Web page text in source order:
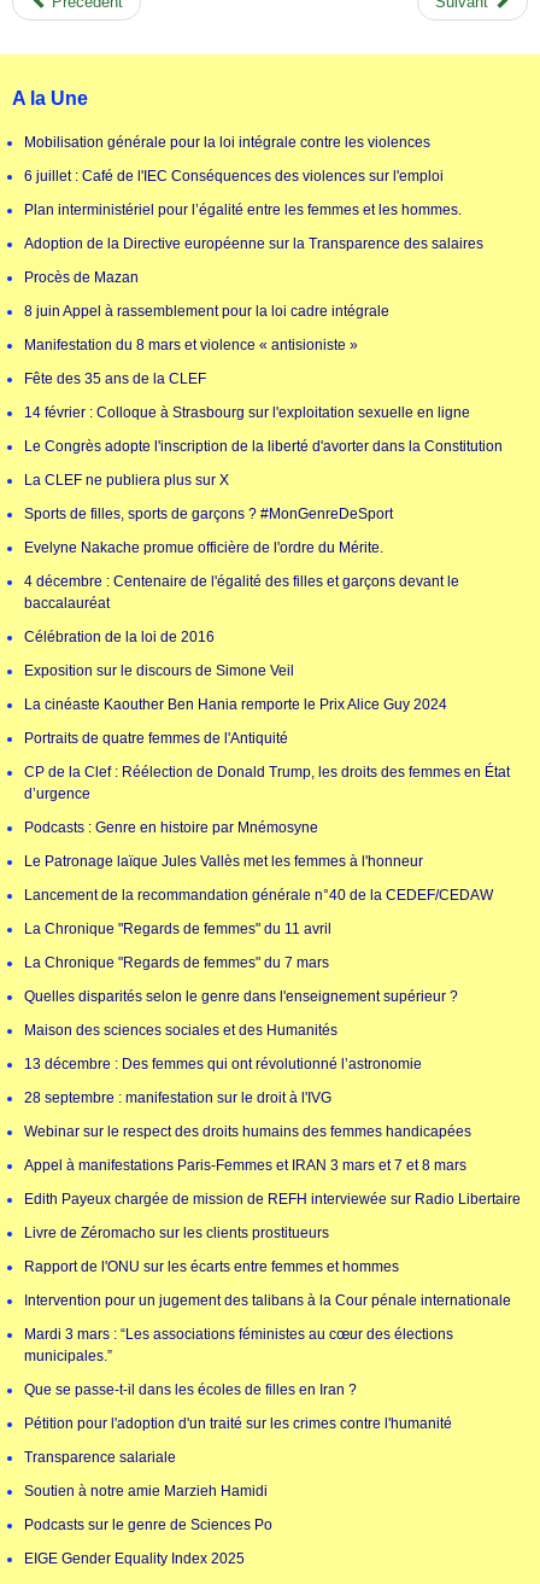
A la Une
Mobilisation générale pour la loi intégrale contre les violences
6 juillet : Café de l'IEC Conséquences des violences sur l'emploi
Plan interministériel pour l’égalité entre les femmes et les hommes.
Adoption de la Directive européenne sur la Transparence des salaires
Procès de Mazan
8 juin Appel à rassemblement pour la loi cadre intégrale
Manifestation du 8 mars et violence « antisioniste »
Fête des 35 ans de la CLEF
14 février : Colloque à Strasbourg sur l'exploitation sexuelle en ligne
Le Congrès adopte l'inscription de la liberté d'avorter dans la Constitution
La CLEF ne publiera plus sur X
Sports de filles, sports de garçons ? #MonGenreDeSport
Evelyne Nakache promue officière de l'ordre du Mérite.
4 décembre : Centenaire de l'égalité des filles et garçons devant le
baccalauréat
Célébration de la loi de 2016
Exposition sur le discours de Simone Veil
La cinéaste Kaouther Ben Hania remporte le Prix Alice Guy 2024
Portraits de quatre femmes de l'Antiquité
CP de la Clef : Réélection de Donald Trump, les droits des femmes en État
d’urgence
Podcasts : Genre en histoire par Mnémosyne
Le Patronage laïque Jules Vallès met les femmes à l'honneur
Lancement de la recommandation générale n°40 de la CEDEF/CEDAW
La Chronique "Regards de femmes" du 11 avril
La Chronique "Regards de femmes" du 7 mars
Quelles disparités selon le genre dans l'enseignement supérieur ?
Maison des sciences sociales et des Humanités
13 décembre : Des femmes qui ont révolutionné l’astronomie
28 septembre : manifestation sur le droit à l'IVG
Webinar sur le respect des droits humains des femmes handicapées
Appel à manifestations Paris-Femmes et IRAN 3 mars et 7 et 8 mars
Edith Payeux chargée de mission de REFH interviewée sur Radio Libertaire
Livre de Zéromacho sur les clients prostitueurs
Rapport de l'ONU sur les écarts entre femmes et hommes
Intervention pour un jugement des talibans à la Cour pénale internationale
Mardi 3 mars : “Les associations féministes au cœur des élections
municipales.”
Que se passe-t-il dans les écoles de filles en Iran ?
Pétition pour l'adoption d'un traité sur les crimes contre l'humanité
Transparence salariale
Soutien à notre amie Marzieh Hamidi
Podcasts sur le genre de Sciences Po
EIGE Gender Equality Index 2025